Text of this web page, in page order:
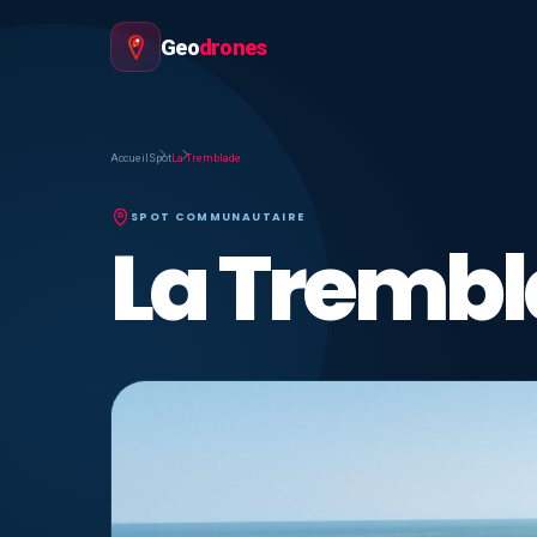
Geodrones
Accueil SpotLa Tremblade
SPOT COMMUNAUTAIRE
La